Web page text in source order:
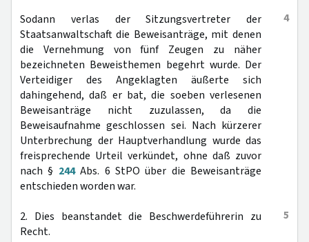
4
Sodann verlas der Sitzungsvertreter der
Staatsanwaltschaft die Beweisanträge, mit denen
die Vernehmung von fünf Zeugen zu näher
bezeichneten Beweisthemen begehrt wurde. Der
Verteidiger des Angeklagten äußerte sich
dahingehend, daß er bat, die soeben verlesenen
Beweisanträge nicht zuzulassen, da die
Beweisaufnahme geschlossen sei. Nach kürzerer
Unterbrechung der Hauptverhandlung wurde das
freisprechende Urteil verkündet, ohne daß zuvor
nach § 244Abs. 6 StPO über die Beweisanträge
entschieden worden war.
5
2. Dies beanstandet die Beschwerdeführerin zu
Recht.